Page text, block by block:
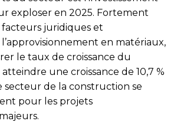
exploser en 2025. Fortement
juridiques et
l’approvisionnement en matériaux,
le taux de croissance du
une croissance de 10,7 %
secteur de la construction se
pour les projets